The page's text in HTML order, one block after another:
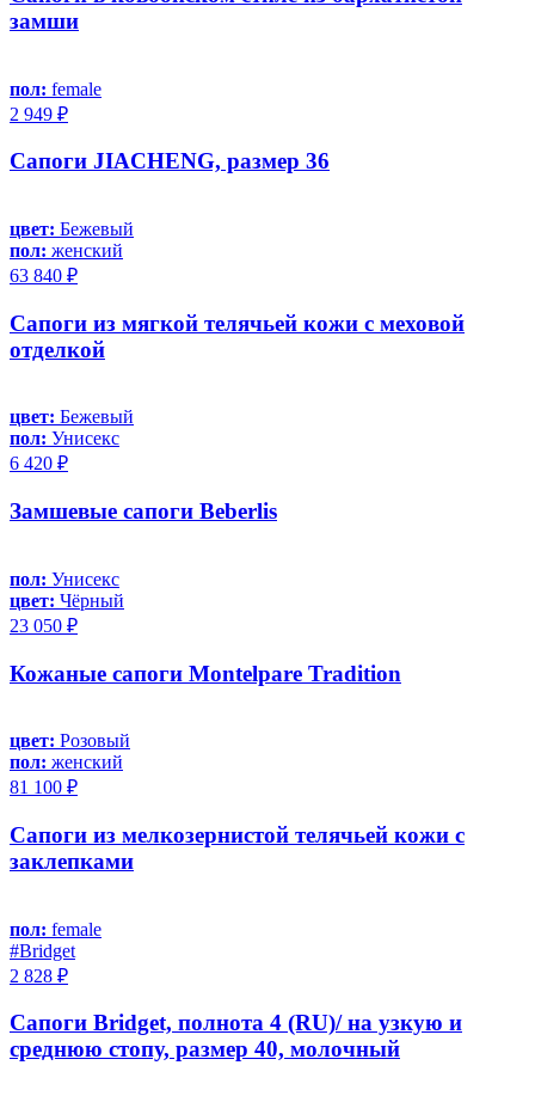
замши
пол: female
2 949 ₽
Сапоги JIACHENG, размер 36
цвет: Бежевый
пол: женский
63 840 ₽
Сапоги из мягкой телячьей кожи с меховой
отделкой
цвет: Бежевый
пол: Унисекс
6 420 ₽
Замшевые сапоги Beberlis
пол: Унисекс
цвет: Чёрный
23 050 ₽
Кожаные сапоги Montelpare Tradition
цвет: Розовый
пол: женский
81 100 ₽
Сапоги из мелкозернистой телячьей кожи с
заклепками
пол: female
#Bridget
2 828 ₽
Сапоги Bridget, полнота 4 (RU)/ на узкую и
среднюю стопу, размер 40, молочный